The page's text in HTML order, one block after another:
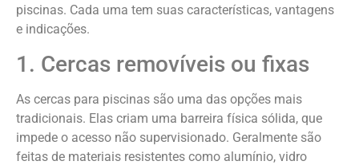
piscinas. Cada uma tem suas características, vantagens
e indicações.
1. Cercas removíveis ou fixas
As cercas para piscinas são uma das opções mais
tradicionais. Elas criam uma barreira física sólida, que
impede o acesso não supervisionado. Geralmente são
feitas de materiais resistentes como alumínio, vidro